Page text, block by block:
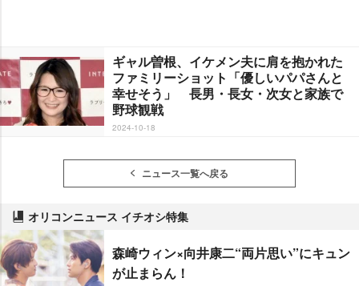
ギャル曽根、イケメン夫に肩を抱かれた
ファミリーショット「優しいパパさんと
幸せそう」 長男・長女・次女と家族で
野球観戦
2024-10-18
ニュース一覧へ戻る
オリコンニュース イチオシ特集
森崎ウィン×向井康二“両片思い”にキュン
が止まらん！